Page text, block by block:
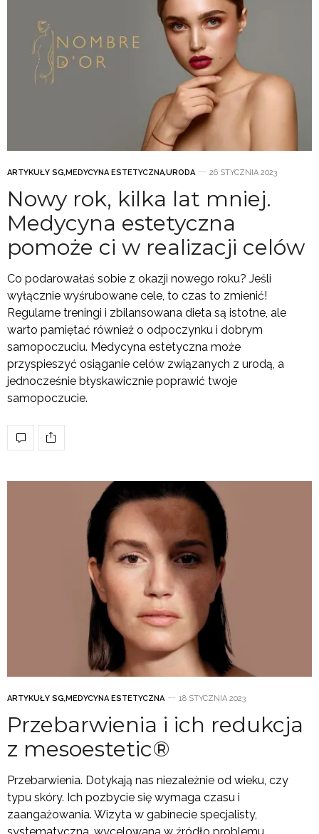
ARTYKUŁY SG,MEDYCYNA ESTETYCZNA,URODA 26 STYCZNIA 2023
Nowy rok, kilka lat mniej.
Medycyna estetyczna
pomoże ci w realizacji celów
Co podarowałaś sobie z okazji nowego roku? Jeśli
wyłącznie wyśrubowane cele, to czas to zmienić!
Regularne treningi i zbilansowana dieta są istotne, ale
warto pamiętać również o odpoczynku i dobrym
samopoczuciu. Medycyna estetyczna może
przyspieszyć osiąganie celów związanych z urodą, a
jednocześnie błyskawicznie poprawić twoje
samopoczucie.
ARTYKUŁY SG,MEDYCYNA ESTETYCZNA 18 STYCZNIA 2023
Przebarwienia i ich redukcja
z mesoestetic®
Przebarwienia. Dotykają nas niezależnie od wieku, czy
typu skóry. Ich pozbycie się wymaga czasu i
zaangażowania. Wizyta w gabinecie specjalisty,